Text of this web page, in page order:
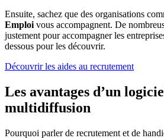
Ensuite, sachez que des organisations
Emploi vous accompagnent. De
justement pour accompagner les
dessous pour les découvrir.
Découvrir les aides au recrutement
Les avantages d’un
multidiffusion
Pourquoi parler de recrutement et de